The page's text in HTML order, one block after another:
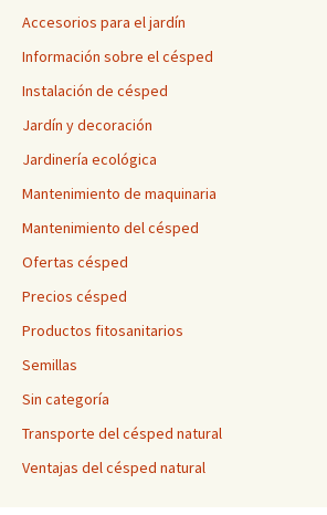
Accesorios para el jardín
Información sobre el césped
Instalación de césped
Jardín y decoración
Jardinería ecológica
Mantenimiento de maquinaria
Mantenimiento del césped
Ofertas césped
Precios césped
Productos fitosanitarios
Semillas
Sin categoría
Transporte del césped natural
Ventajas del césped natural